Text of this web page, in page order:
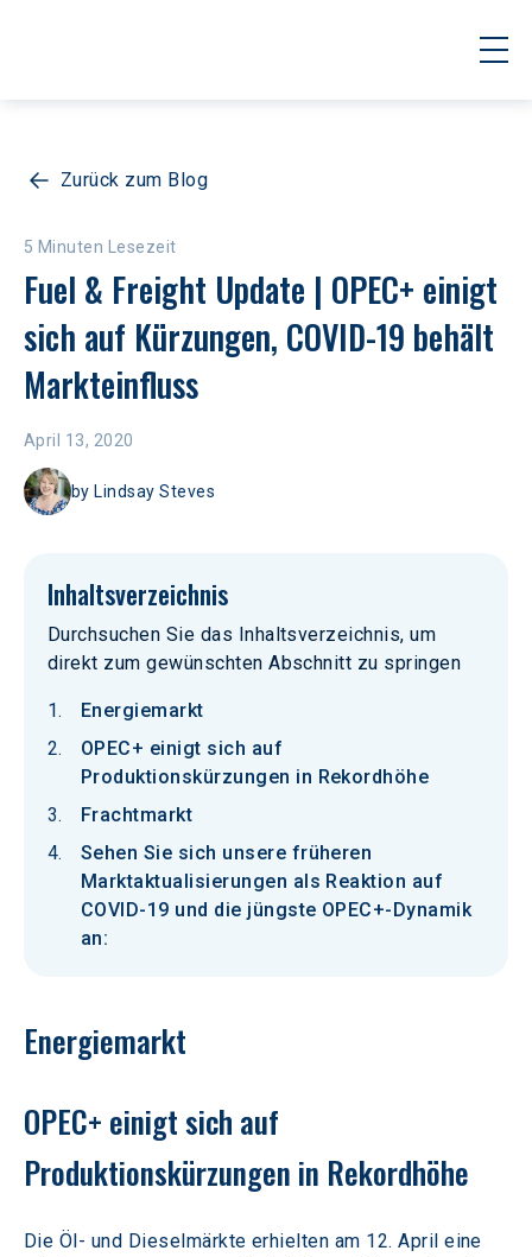
Zurück zum Blog
5 Minuten Lesezeit
Fuel & Freight Update | OPEC+ einigt
sich auf Kürzungen, COVID-19 behält
Markteinfluss
April 13, 2020
by Lindsay Steves
Inhaltsverzeichnis
Durchsuchen Sie das Inhaltsverzeichnis, um
direkt zum gewünschten Abschnitt zu springen
Energiemarkt
OPEC+ einigt sich auf
Produktionskürzungen in Rekordhöhe
Frachtmarkt
Sehen Sie sich unsere früheren
Marktaktualisierungen als Reaktion auf
COVID-19 und die jüngste OPEC+-Dynamik
an:
Energiemarkt
OPEC+ einigt sich auf
Produktionskürzungen in Rekordhöhe
Die Öl- und Dieselmärkte erhielten am 12. April eine